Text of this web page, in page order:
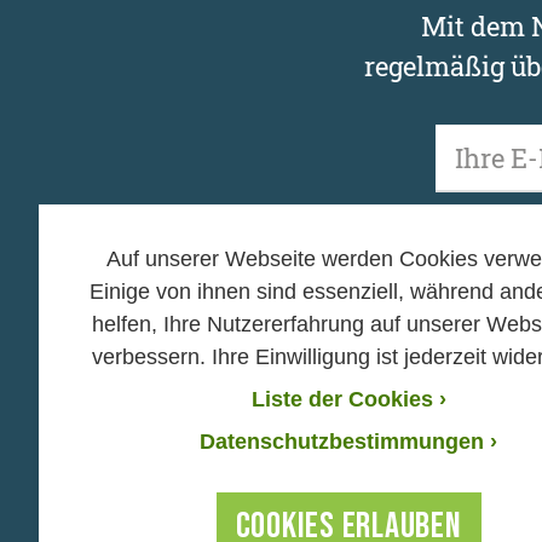
Auf unserer Webseite werden Cookies
Einige von ihnen sind essenziell, während
helfen, Ihre Nutzererfahrung auf unserer
verbessern. Ihre Einwilligung ist jederzeit
Liste der Cookies ›
Datenschutzbestimmungen ›
COOKIES ERLAUBEN
Mit dem
regelmäßig
Unsere
zu Anmeldung,
Mitmachen
› Hands off Nature
› Mein Baum
Helfen
›
› Mitglied
› BN Stiftung